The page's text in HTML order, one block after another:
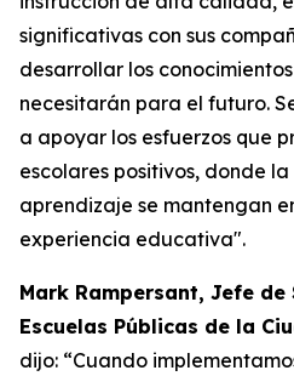
significativas con sus
desarrollar los
necesitarán para el futuro.
a apoyar los esfuerzos que
escolares positivos, donde la
aprendizaje se mantengan
experiencia educativa".
Mark Rampersant, Jefe
Escuelas Públicas de la
dijo: “Cuando